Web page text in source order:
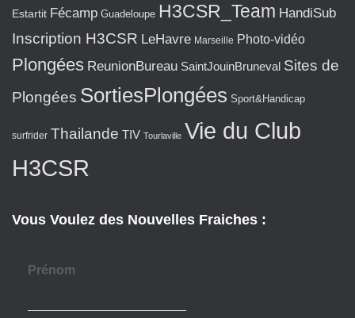
Estartit Fécamp Guadeloupe H3CSR_Team HandiSub
Inscription H3CSR LeHavre Marseille Photo-vidéo
Plongées ReunionBureau SaintJouinBruneval Sites de
Plongées SortiesPlongées Sport&Handicap
surfrider Thailande TIV Tourlaville Vie du Club
H3CSR
Vous Voulez des Nouvelles Fraiches :
Prénom